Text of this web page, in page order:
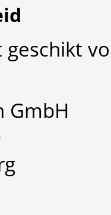
GmbH